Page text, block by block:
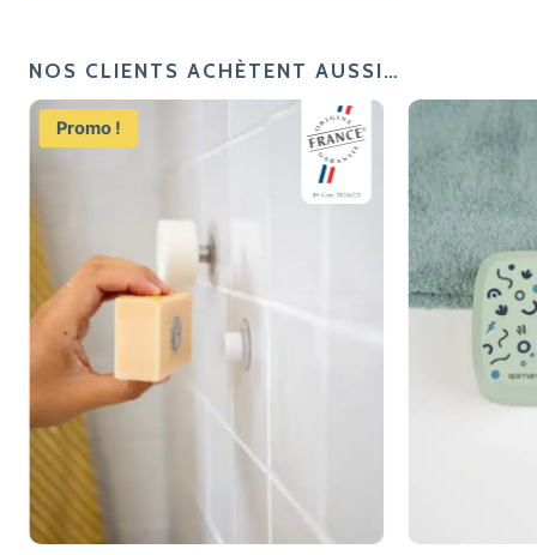
NOS CLIENTS ACHÈTENT AUSSI…
Promo !